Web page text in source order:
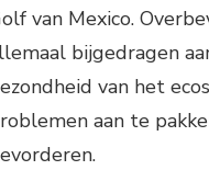
van Mexico.
bijgedragen
van het
aan te